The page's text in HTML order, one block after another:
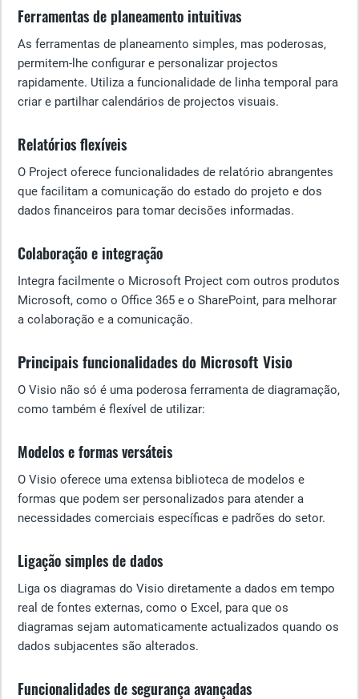
Ferramentas de planeamento intuitivas
As ferramentas de planeamento simples, mas poderosas,
permitem-lhe configurar e personalizar projectos
rapidamente. Utiliza a funcionalidade de linha temporal para
criar e partilhar calendários de projectos visuais.
Relatórios flexíveis
O Project oferece funcionalidades de relatório abrangentes
que facilitam a comunicação do estado do projeto e dos
dados financeiros para tomar decisões informadas.
Colaboração e integração
Integra facilmente o Microsoft Project com outros produtos
Microsoft, como o Office 365 e o SharePoint, para melhorar
a colaboração e a comunicação.
Principais funcionalidades do Microsoft Visio
O Visio não só é uma poderosa ferramenta de diagramação,
como também é flexível de utilizar:
Modelos e formas versáteis
O Visio oferece uma extensa biblioteca de modelos e
formas que podem ser personalizados para atender a
necessidades comerciais específicas e padrões do setor.
Ligação simples de dados
Liga os diagramas do Visio diretamente a dados em tempo
real de fontes externas, como o Excel, para que os
diagramas sejam automaticamente actualizados quando os
dados subjacentes são alterados.
Funcionalidades de segurança avançadas